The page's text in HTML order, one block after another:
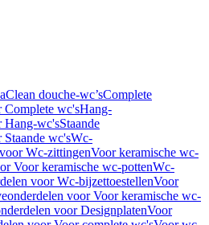
douche-wc’sComplete
Complete wc'sHang-
Hang-wc'sStaande
Staande wc'sWc-
Wc-zittingenVoor keramische wc-
Voor keramische wc-pottenWc-
voor Wc-bijzettoestellenVoor
voor Voor keramische wc-
voor DesignplatenVoor